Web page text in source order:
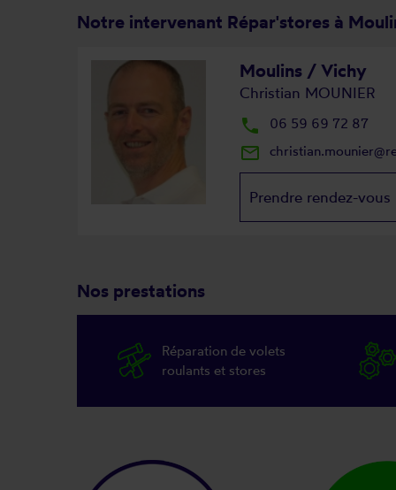
Notre intervenant Répar'stores à
Moulins / Vichy
Christian MOUNIER
local_phone 06 59 69 72 87
mail_outline
Prendre rendez-vous
Nos prestations
Réparation de volets
roulants et stores